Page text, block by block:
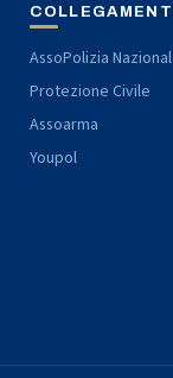
AssoPolizia
Protezione Civile
Assoarma
Youpol